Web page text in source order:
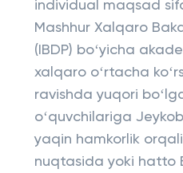
individual maqsad
Mashhur Xalqaro
(IBDP) boʻyicha
xalqaro oʻrtacha
ravishda yuqori
oʻquvchilariga
yaqin hamkorlik
nuqtasida yoki hatto